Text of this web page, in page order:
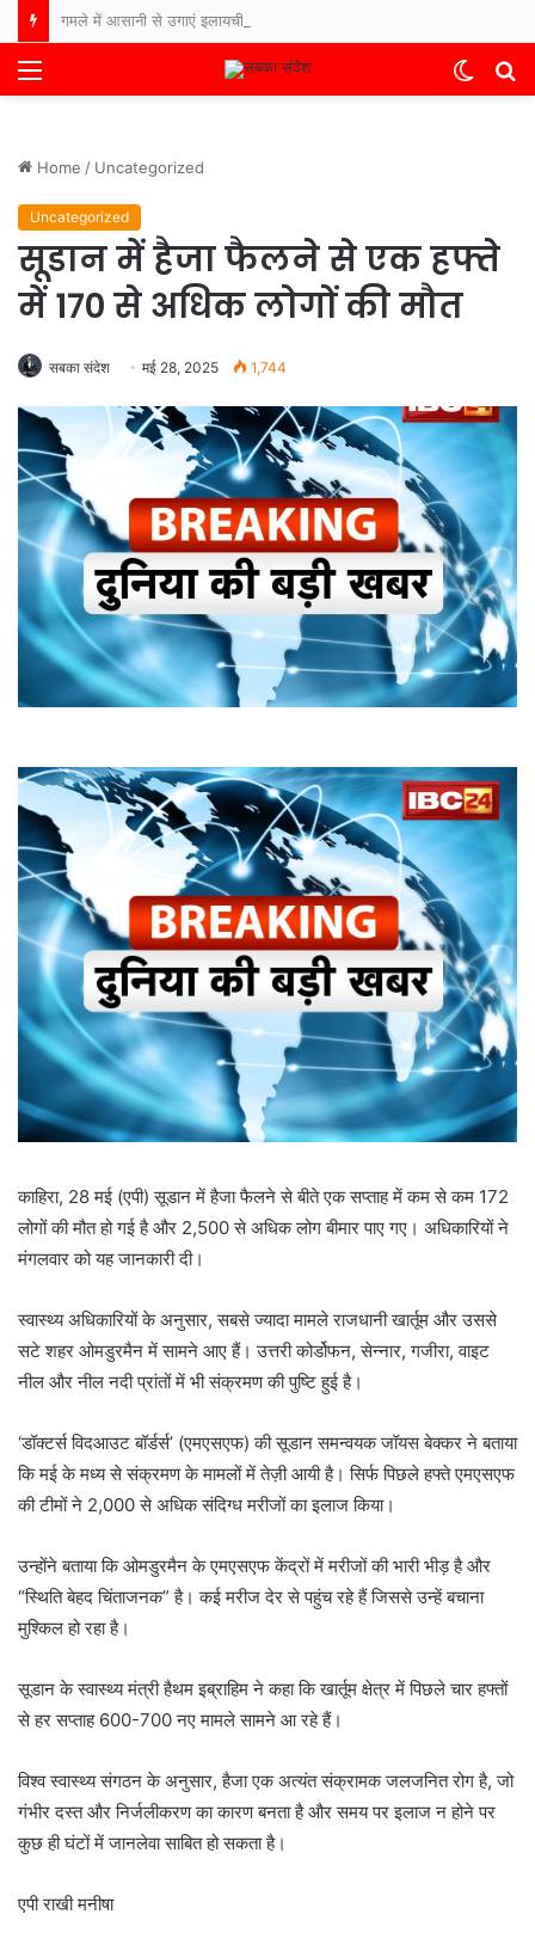
Menu
Switch
Home / Uncategorized
Uncategorized
सूडान में हैजा फैलने से एक हफ्ते
में 170 से अधिक लोगों की मौत
सबका संदेश मई 28, 2025 1,744
काहिरा, 28 मई (एपी) सूडान में हैजा फैलने से बीते एक सप्ताह में कम से कम 172
लोगों की मौत हो गई है और 2,500 से अधिक लोग बीमार पाए गए। अधिकारियों ने
मंगलवार को यह जानकारी दी।
स्वास्थ्य अधिकारियों के अनुसार, सबसे ज्यादा मामले राजधानी खार्तूम और उससे
सटे शहर ओमडुरमैन में सामने आए हैं। उत्तरी कोर्डोफन, सेन्नार, गजीरा, वाइट
नील और नील नदी प्रांतों में भी संक्रमण की पुष्टि हुई है।
‘डॉक्टर्स विदआउट बॉर्डर्स’ (एमएसएफ) की सूडान समन्वयक जॉयस बेक्कर ने बताया
कि मई के मध्य से संक्रमण के मामलों में तेज़ी आयी है। सिर्फ पिछले हफ्ते एमएसएफ
की टीमों ने 2,000 से अधिक संदिग्ध मरीजों का इलाज किया।
उन्होंने बताया कि ओमडुरमैन के एमएसएफ केंद्रों में मरीजों की भारी भीड़ है और
“स्थिति बेहद चिंताजनक” है। कई मरीज देर से पहुंच रहे हैं जिससे उन्हें बचाना
मुश्किल हो रहा है।
सूडान के स्वास्थ्य मंत्री हैथम इब्राहिम ने कहा कि खार्तूम क्षेत्र में पिछले चार हफ्तों
से हर सप्ताह 600-700 नए मामले सामने आ रहे हैं।
विश्व स्वास्थ्य संगठन के अनुसार, हैजा एक अत्यंत संक्रामक जलजनित रोग है, जो
गंभीर दस्त और निर्जलीकरण का कारण बनता है और समय पर इलाज न होने पर
कुछ ही घंटों में जानलेवा साबित हो सकता है।
एपी राखी मनीषा